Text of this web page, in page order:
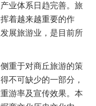
业体系日趋完善。旅
着越来越重要的作
展旅游业，是目前所
重于对商丘旅游的策
不可缺少的一部分，
游率及宣传效果。本